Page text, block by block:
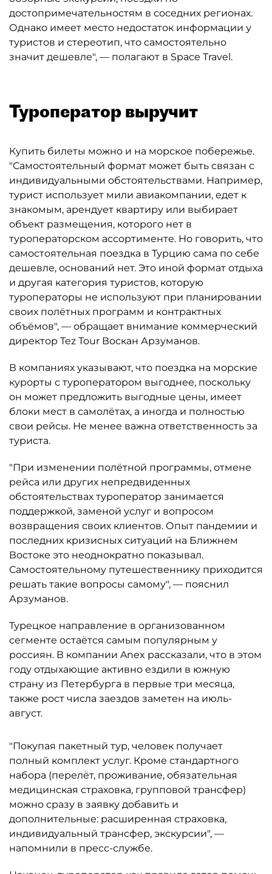
достопримечательностям в соседних регионах.
Однако имеет место недостаток информации у
туристов и стереотип, что самостоятельно
значит дешевле", — полагают в Space Travel.
Туроператор выручит
Купить билеты можно и на морское побережье.
"Самостоятельный формат может быть связан с
индивидуальными обстоятельствами. Например,
турист использует мили авиакомпании, едет к
знакомым, арендует квартиру или выбирает
объект размещения, которого нет в
туроператорском ассортименте. Но говорить, что
самостоятельная поездка в Турцию сама по себе
дешевле, оснований нет. Это иной формат отдыха
и другая категория туристов, которую
туроператоры не используют при планировании
своих полётных программ и контрактных
объёмов", — обращает внимание коммерческий
директор Tez Tour Воскан Арзуманов.
В компаниях указывают, что поездка на морские
курорты с туроператором выгоднее, поскольку
он может предложить выгодные цены, имеет
блоки мест в самолётах, а иногда и полностью
свои рейсы. Не менее важна ответственность за
туриста.
"При изменении полётной программы, отмене
рейса или других непредвиденных
обстоятельствах туроператор занимается
поддержкой, заменой услуг и вопросом
возвращения своих клиентов. Опыт пандемии и
последних кризисных ситуаций на Ближнем
Востоке это неоднократно показывал.
Самостоятельному путешественнику приходится
решать такие вопросы самому", — пояснил
Арзуманов.
Турецкое направление в организованном
сегменте остаётся самым популярным у
россиян. В компании Anex рассказали, что в этом
году отдыхающие активно ездили в южную
страну из Петербурга в первые три месяца,
также рост числа заездов заметен на июль-
август.
"Покупая пакетный тур, человек получает
полный комплект услуг. Кроме стандартного
набора (перелёт, проживание, обязательная
медицинская страховка, групповой трансфер)
можно сразу в заявку добавить и
дополнительные: расширенная страховка,
индивидуальный трансфер, экскурсии", —
напомнили в пресс-службе.